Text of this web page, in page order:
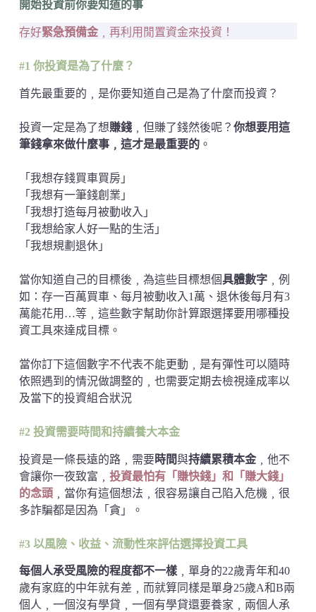
開始投資前你要知道的事
存好緊急預備金﹐再利用閒置資金來投資！
#1 你投資是為了什麼？
首先最重要的﹐是你要知道自己是為了什麼而投資？
投資一定是為了想賺錢﹐但賺了錢然後呢？ 你想要用這
筆錢拿來做什麼事﹐這才是最重要的。
「我想存錢買車買房」
「我想有一筆錢創業」
「我想打造每月被動收入」
「我想給家人好一點的生活」
「我想規劃退休」
當你知道自己的目標後﹐為這些目標想個具體數字﹐例
如：存一百萬買車、每月被動收入1萬、退休後每月有3
萬能花用…等﹐這些數字幫助你計算跟選擇要用哪種投
資工具來達成目標。
當你訂下這個數字不代表不能更動﹐是有彈性可以隨時
依照遇到的情況做調整的﹐也需要定期去檢視達成率以
及當下的投資組合狀況
#2 投資需要時間和持續養大本金
投資是一條長遠的路﹐需要時間與持續累積本金﹐他不
會讓你一夜致富﹐ 投資最怕有「賺快錢」和「賺大錢」
的念頭﹐當你有這個想法﹐很容易讓自己陷入危機﹐很
多詐騙都是因為「貪」。
#3 以風險、收益、流動性來評估選擇投資工具
每個人承受風險的程度都不一樣﹐單身的22歲青年和40
歲有家庭的中年就有差﹐而就算同樣是單身25歲A和B兩
個人﹐一個沒有學貸﹐一個有學貸還要養家﹐兩個人承